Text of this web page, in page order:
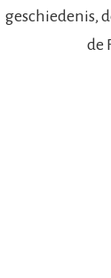
geschiedenis,
de